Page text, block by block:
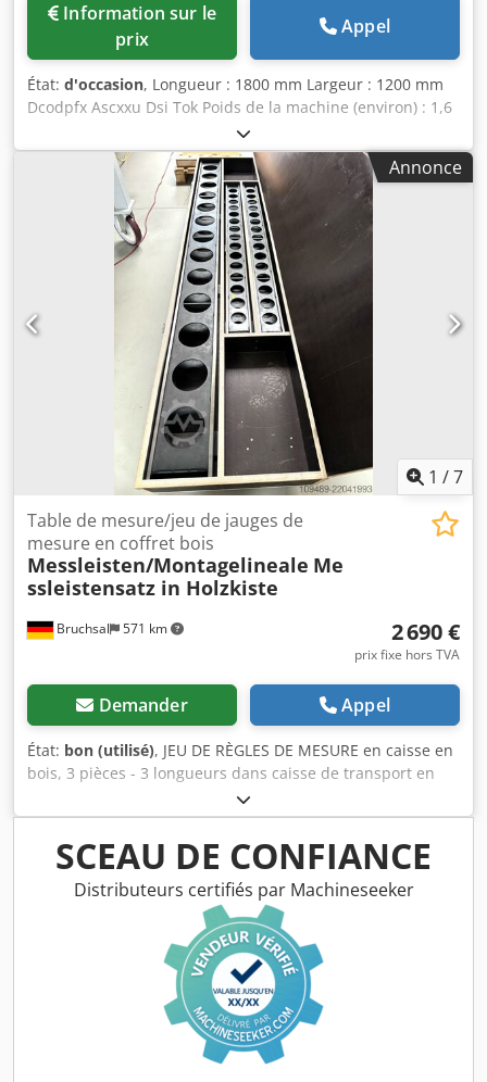
prix
Appel
État: d'occasion, Longueur : 1800 mm Largeur : 1200 mm
Dcodpfx Ascxxu Dsi Tok Poids de la machine (environ) : 1,6
t Encombrement (environ) : 1,8 x 1,2 x 0,4 m - Plaque de
mesure avec 5 pieds spéciaux - Bon état
Annonce
1 /7
Bruchsal 571 km
Table de mesure/jeu de jauges de
mesure en coffret bois
Messleisten/Montagelineale Me
ssleistensatz in Holzkiste
2 690 €
prix fixe hors TVA
Demander Appel
État: bon (utilisé), JEU DE RÈGLES DE MESURE en caisse en
bois, 3 pièces - 3 longueurs dans caisse de transport en
bois Dsdpfx Aozazplsi Tjck DIN 875 - Qualité 1 - 2
longueurs de 1600 mm - 1 longueur de 2700 mm - Poids
total env. 170 kg Sous réserve d’erreurs et de fautes de
saisie.SCEAU DE CONFIANCE
Distributeurs certifiés par Machineseeker